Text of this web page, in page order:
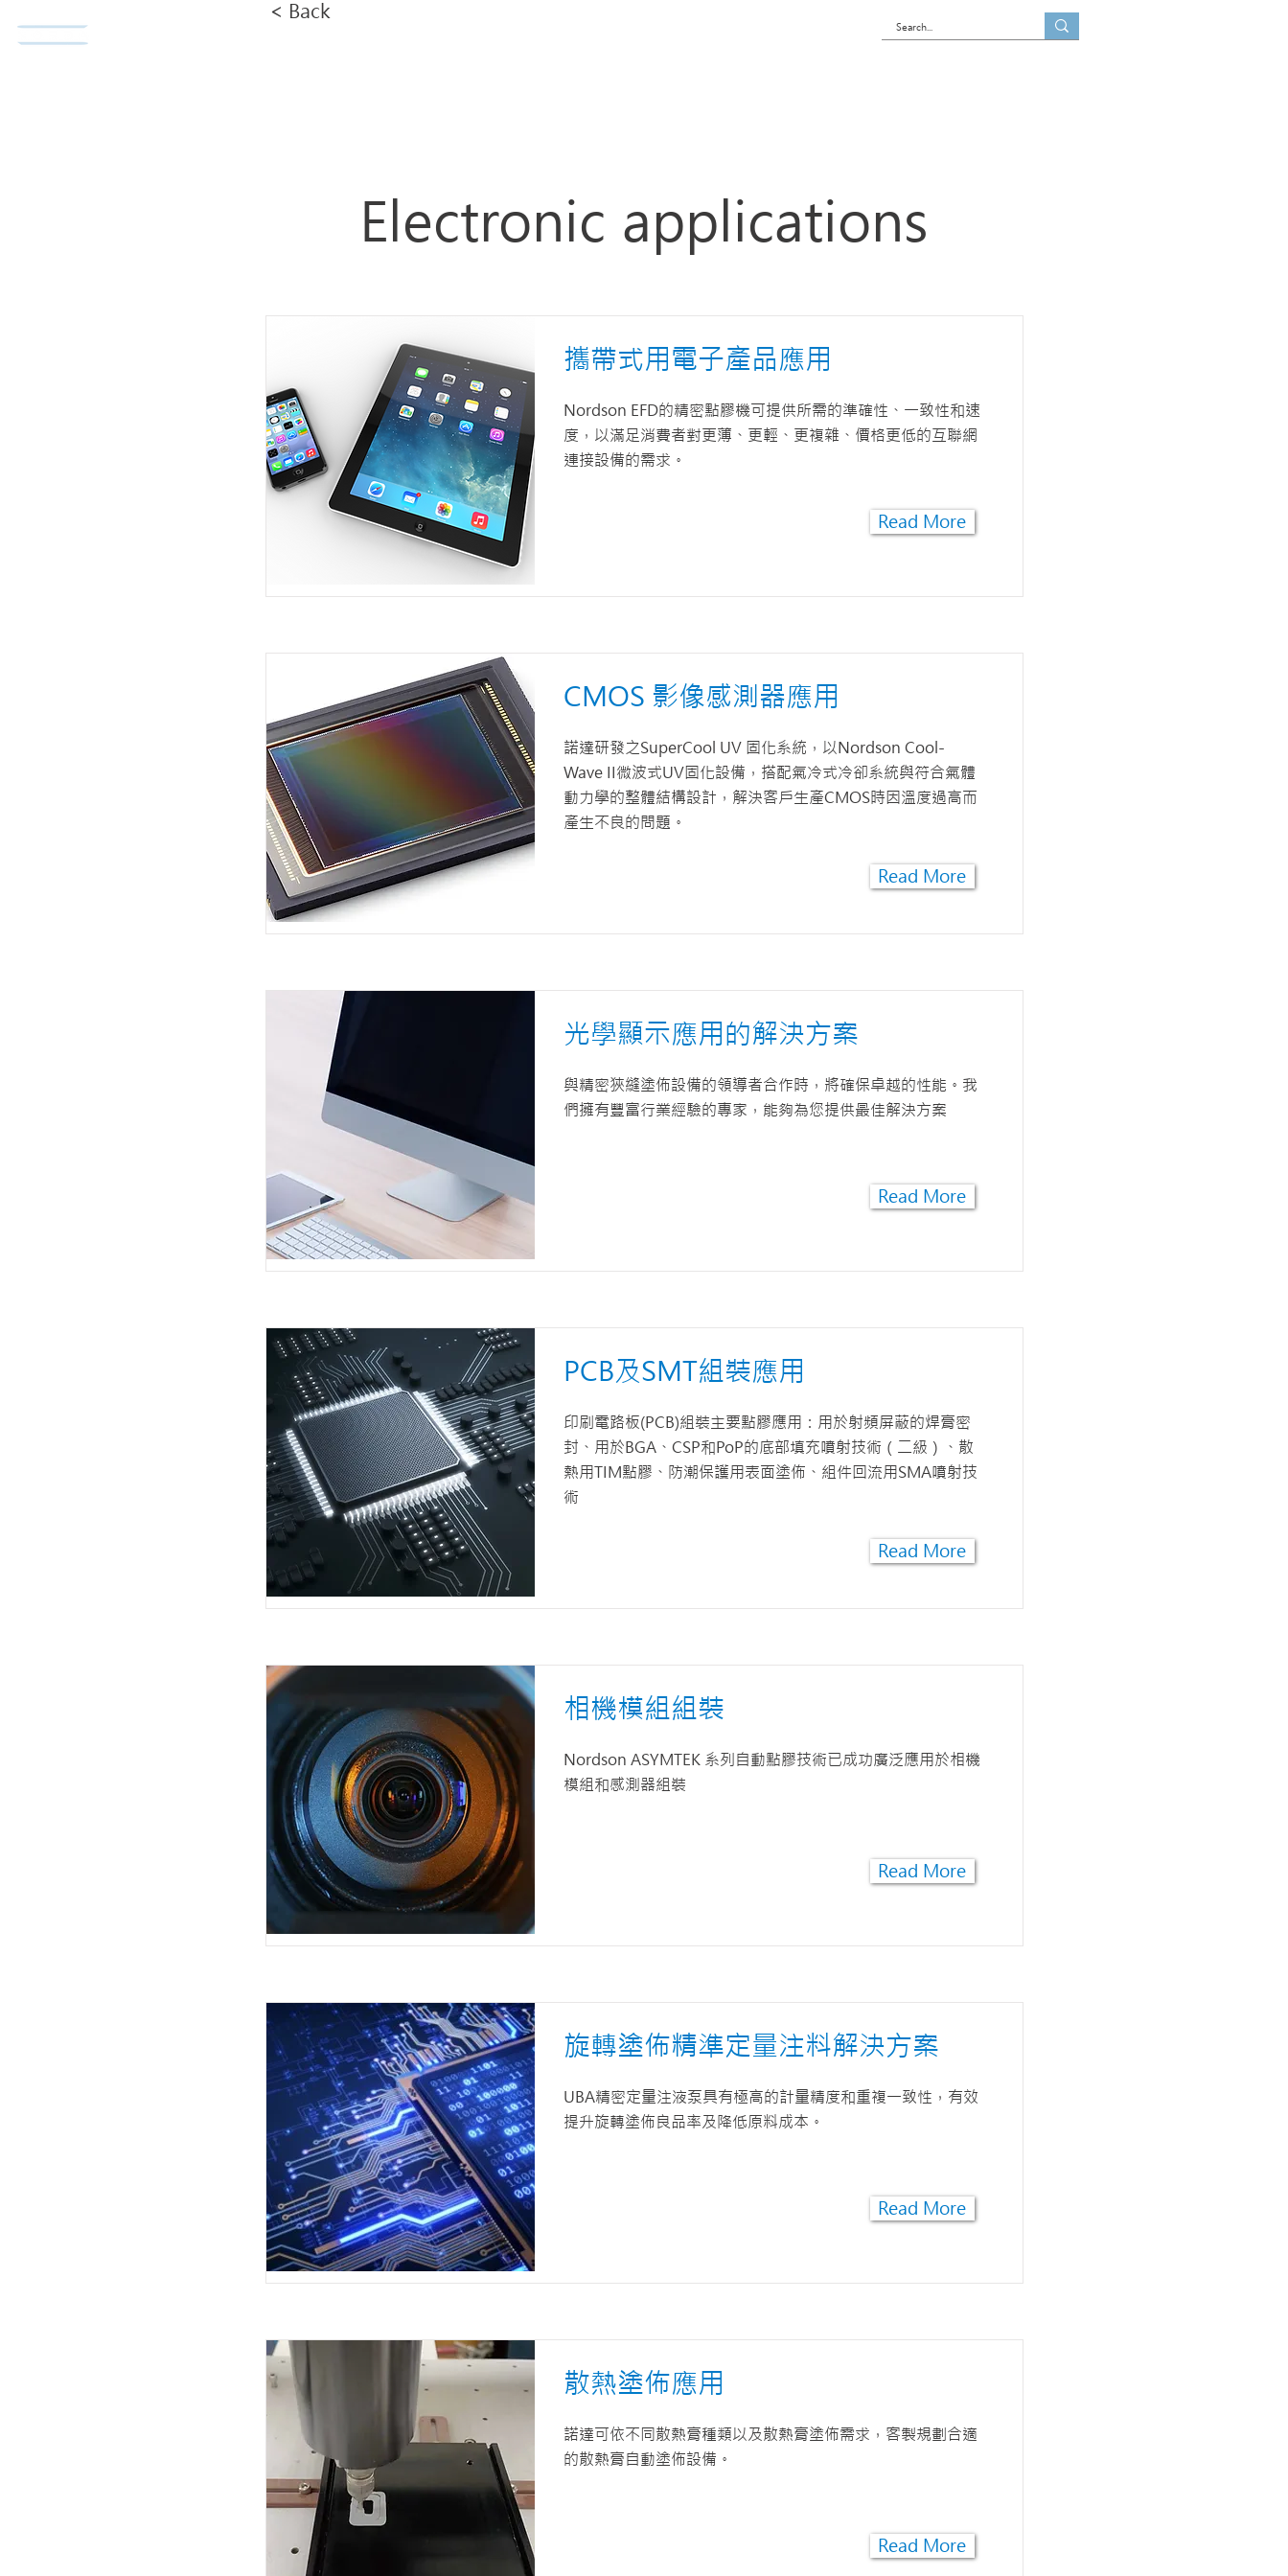
< Back
Electronic applications
攜帶式用電子產品應用
Nordson EFD的精密點膠機可提供所需的準確性、一致性和速
度，以滿足消費者對更薄、更輕、更複雜、價格更低的互聯網
連接設備的需求。
Read More
CMOS 影像感測器應用
諾達研發之SuperCool UV 固化系統，以Nordson Cool-
Wave II微波式UV固化設備，搭配氣冷式冷卻系統與符合氣體
動力學的整體結構設計，解決客戶生產CMOS時因溫度過高而
產生不良的問題。
Read More
光學顯示應用的解決方案
與精密狹縫塗佈設備的領導者合作時，將確保卓越的性能。我
們擁有豐富行業經驗的專家，能夠為您提供最佳解決方案
Read More
PCB及SMT組裝應用
印刷電路板(PCB)組裝主要點膠應用：用於射頻屏蔽的焊膏密
封、用於BGA、CSP和PoP的底部填充噴射技術（二級）、散
熱用TIM點膠、防潮保護用表面塗佈、組件回流用SMA噴射技
術
Read More
相機模組組裝
Nordson ASYMTEK 系列自動點膠技術已成功廣泛應用於相機
模組和感測器組裝
Read More
旋轉塗佈精準定量注料解決方案
UBA精密定量注液泵具有極高的計量精度和重複一致性，有效
提升旋轉塗佈良品率及降低原料成本。
Read More
散熱塗佈應用
諾達可依不同散熱膏種類以及散熱膏塗佈需求，客製規劃合適
的散熱膏自動塗佈設備。
Read More